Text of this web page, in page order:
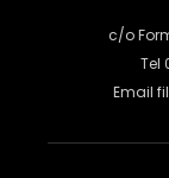
c/o
Tel
Email